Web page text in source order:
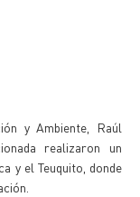
y Ambiente, Raúl
realizaron un
y el Teuquito, donde